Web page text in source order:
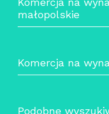
małopolskie
Komercja na
Podobne